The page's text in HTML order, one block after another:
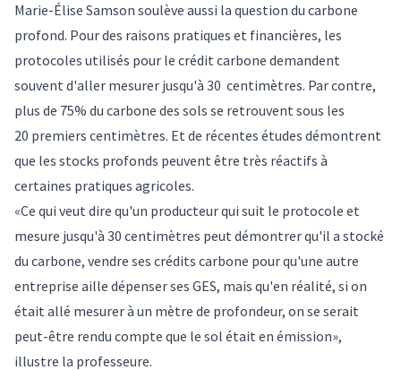
Marie-Élise Samson soulève aussi la question du carbone
profond. Pour des raisons pratiques et financières, les
protocoles utilisés pour le crédit carbone demandent
souvent d'aller mesurer jusqu'à 30 centimètres. Par contre,
plus de 75% du carbone des sols se retrouvent sous les
20 premiers centimètres. Et de récentes études démontrent
que les stocks profonds peuvent être très réactifs à
certaines pratiques agricoles.
«Ce qui veut dire qu'un producteur qui suit le protocole et
mesure jusqu'à 30 centimètres peut démontrer qu'il a stocké
du carbone, vendre ses crédits carbone pour qu'une autre
entreprise aille dépenser ses GES, mais qu'en réalité, si on
était allé mesurer à un mètre de profondeur, on se serait
peut-être rendu compte que le sol était en émission»,
illustre la professeure.